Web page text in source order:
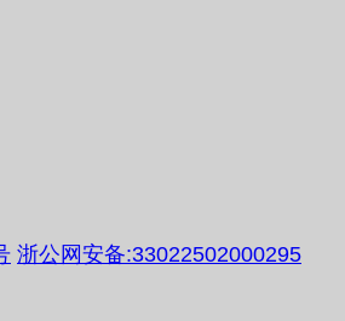
浙公网安备:33022502000295